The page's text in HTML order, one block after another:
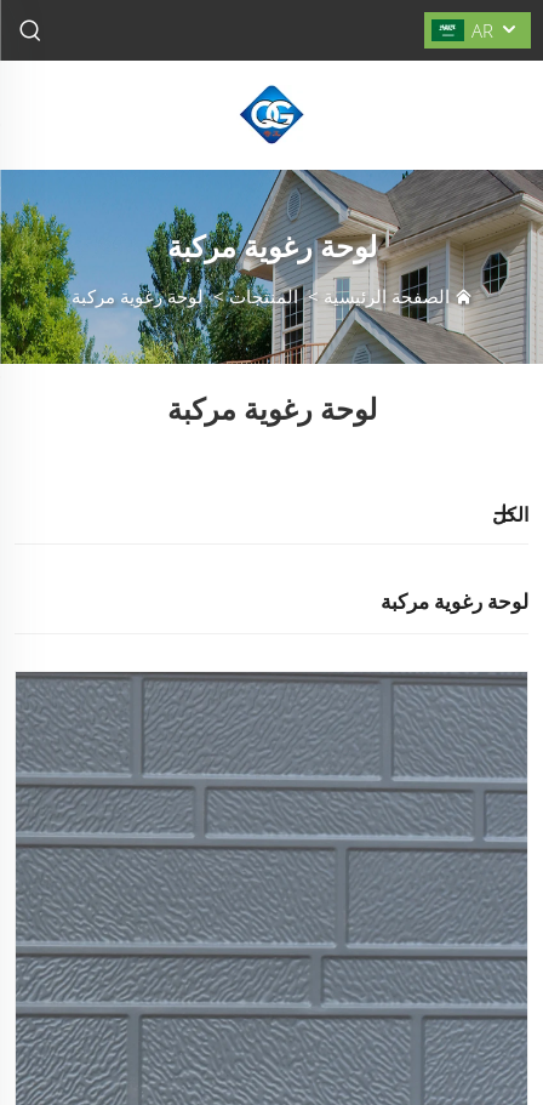
AR
لوحة رغوية مركبة
الصفحة الرئيسية >المنتجات>لوحة رغوية مركبة
لوحة رغوية مركبة
الكل
لوحة رغوية مركبة